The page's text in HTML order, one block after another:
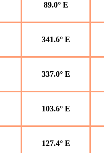
89.0° E
341.6° E
337.0° E
103.6° E
127.4° E